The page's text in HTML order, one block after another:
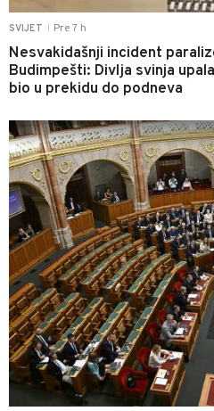
SVIJET Pre 7 h
Nesvakidašnji incident
Budimpešti: Divlja svinja
bio u prekidu do podneva